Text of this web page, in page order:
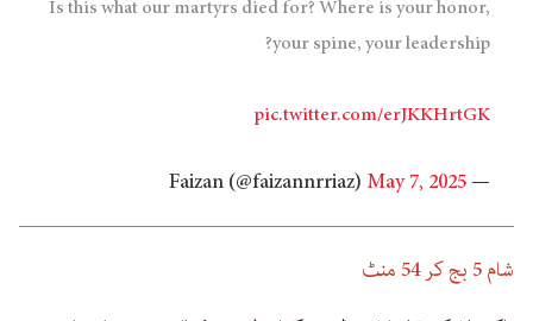
Is this what our martyrs died for? Where is your honor,
your spine, your leadership?
pic.twitter.com/erJKKHrtGK
— Faizan (@faizannrriaz)
May 7, 2025
شام 5 بج کر 54 منٹ